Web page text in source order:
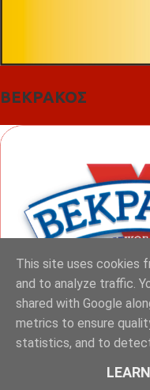
ΒΕΚΡΑΚΟΣ
ΦΟΥΝΤΑΣ
This site uses cookies
and to analyze traffic.
shared with Google
metrics to ensure
statistics, and to